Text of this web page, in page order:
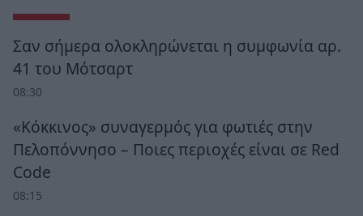
Σαν σήμερα ολοκληρώνεται η συμφωνία αρ.
41 του Μότσαρτ
08:30
«Κόκκινος» συναγερμός για φωτιές στην
Πελοπόννησο – Ποιες περιοχές είναι σε Red
Code
08:15